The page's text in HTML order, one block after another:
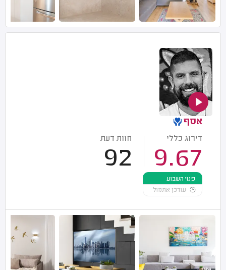
אסף
דירוג כללי
9.67
חוות דעת
92
פנוי השבוע
עודכן אתמול